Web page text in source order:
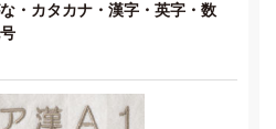
・カタカナ・漢字・英字・数